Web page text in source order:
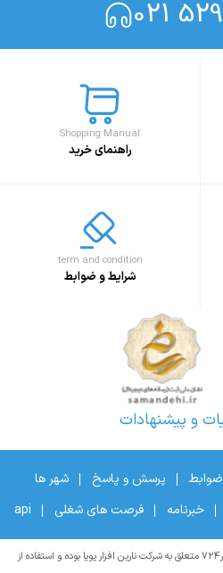
021
Shopping Manual
راهنمای خرید
term and condition
شرایط و ضوابط
و پیشنهادات
پرسش و پاسخ
شهر ها
خبرنامه فرصت های شغلی api
© تمامی حقوق مادی و معنوی سایت سفر۷۲۴ متعلق به شرکت نارین افزار پویا بوده و استفاده از